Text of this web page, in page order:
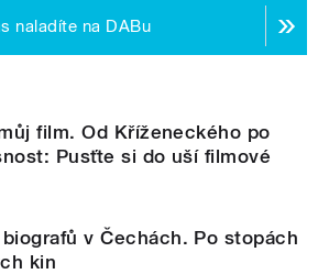
naladíte na DABu
film. Od Kříženeckého po
Pusťte si do uší filmové
v Čechách. Po stopách
kin